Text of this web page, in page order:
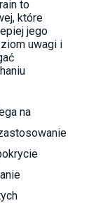
to
które
jego
uwagi i
na